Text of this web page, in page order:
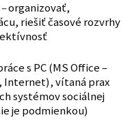
organizovať,
riešiť časové rozvrhy
s PC (MS Office –
Internet), vítaná prax
systémov sociálnej
je podmienkou)